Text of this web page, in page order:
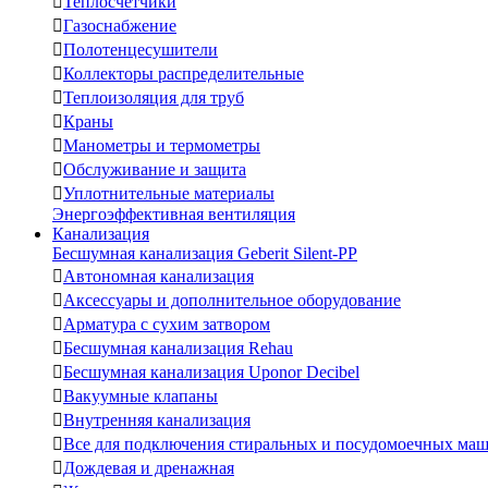
Газоснабжение
Полотенцесушители
Коллекторы распределительные
Теплоизоляция для труб
Краны
Манометры и термометры
Обслуживание и защита
Уплотнительные материалы
Энергоэффективная вентиляция
Канализация
Бесшумная канализация Geberit Silent-PP
Автономная канализация
Аксессуары и дополнительное оборудование
Арматура с сухим затвором
Бесшумная канализация Rehau
Бесшумная канализация Uponor Decibel
Вакуумные клапаны
Внутренняя канализация
Все для подключения стиральных и посудомоечных
Дождевая и дренажная